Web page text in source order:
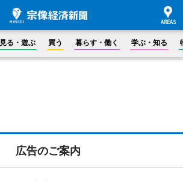
見る・遊ぶ 買う 暮らす・働く 学ぶ・知る
広告のご案内